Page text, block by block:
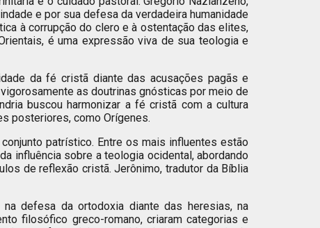
e por sua defesa da verdadeira humanidade
à corrupção do clero e à ostentação das elites,
é uma expressão viva de sua teologia e
da fé cristã diante das acusações pagãs e
as doutrinas gnósticas por meio de
buscou harmonizar a fé cristã com a cultura
posteriores, como Orígenes.
patrístico. Entre os mais influentes estão
influência sobre a teologia ocidental, abordando
de reflexão cristã. Jerônimo, tradutor da Bíblia
defesa da ortodoxia diante das heresias, na
filosófico greco-romano, criaram categorias e